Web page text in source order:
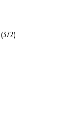
(372)